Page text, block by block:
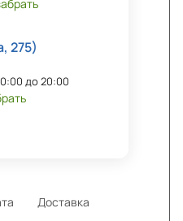
275)
до 20:00
Доставка